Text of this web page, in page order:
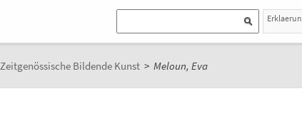
Zeitgenössische Bildende Kunst > Meloun, Eva